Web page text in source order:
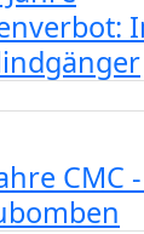
CMC